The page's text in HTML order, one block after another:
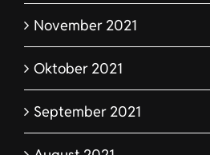
November 2021
Oktober 2021
September 2021